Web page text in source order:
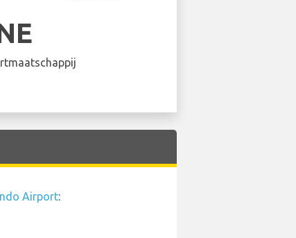
Airport: